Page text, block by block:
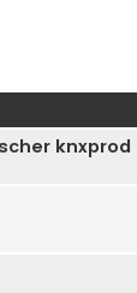
knxprod